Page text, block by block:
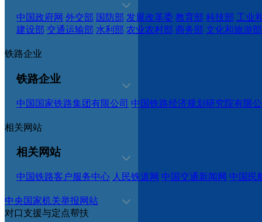
中国政府网 外交部 国防部 发展改革委 教育部 科技部 工业
建设部 交通运输部 水利部 农业农村部 商务部 文化和旅游部
铁路企业
铁路企业
中国国家铁路集团有限公司 中国铁路经济规划研究院有限
相关网站
相关网站
中国铁路客户服务中心 人民铁道网 中国交通新闻网 中国民
中央国家机关举报网站
对口支援与定点帮扶